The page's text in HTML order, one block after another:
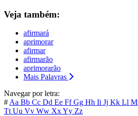
Veja também:
afirmará
aprimorar
afirmar
afirmarão
aprimorarão
Mais Palavras
Navegar por letra:
# Aa Bb Cc Dd Ee FfGg Hh Ii Jj Kk Ll
Tt Uu Vv Ww XxYy Zz